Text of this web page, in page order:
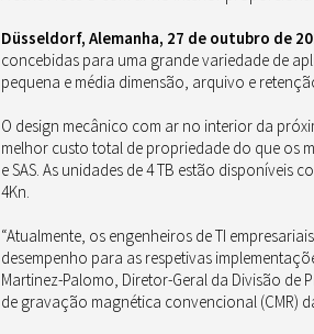
Düsseldorf, Alemanha, 27 de outubro de
concebidas para uma grande variedade de
pequena e média dimensão, arquivo e
O design mecânico com ar no interior da
melhor custo total de propriedade do que os
e SAS. As unidades de 4 TB estão disponíveis
4Kn.
“Atualmente, os engenheiros de TI
desempenho para as respetivas
Martinez-Palomo, Diretor-Geral da Divisão de
de gravação magnética convencional (CMR)